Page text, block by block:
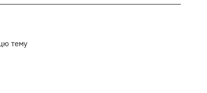
тему